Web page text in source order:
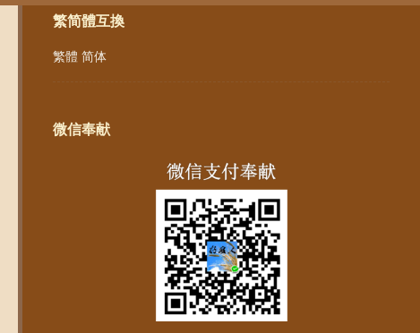
繁简體互換
繁體 简体
微信奉献